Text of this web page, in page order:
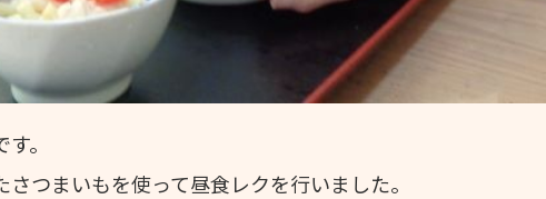
。
つまいもを使って昼食レクを行いました。